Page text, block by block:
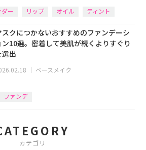
ー リップ オイル ティント
スクにつかないおすすめのファンデーシ
ン10選。密着して美肌が続くよりすぐり
選出
｜ ベースメイク
ファンデ
カテゴリ